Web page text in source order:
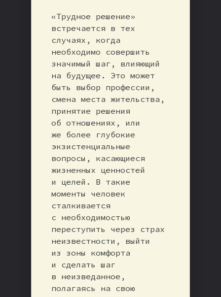
«Трудное решение»
встречается в тех
случаях, когда
необходимо совершить
значимый шаг, влияющий
на будущее. Это может
быть выбор профессии,
смена места жительства,
принятие решения
об отношениях, или
же более глубокие
экзистенциальные
вопросы, касающиеся
жизненных ценностей
и целей. В такие
моменты человек
сталкивается
с необходимостью
переступить через страх
неизвестности, выйти
из зоны комфорта
и сделать шаг
в неизведанное,
полагаясь на свою